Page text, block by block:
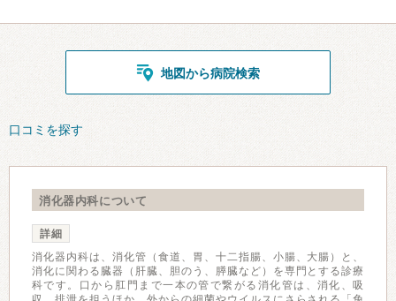
地図から病院検索
口コミを探す
消化器内科について
詳細
消化器内科は、消化管（食道、胃、十二指腸、小腸、大腸）と、
消化に関わる臓器（肝臓、胆のう、膵臓など）を専門とする診療
科です。口から肛門まで一本の管で繋がる消化管は、消化、吸